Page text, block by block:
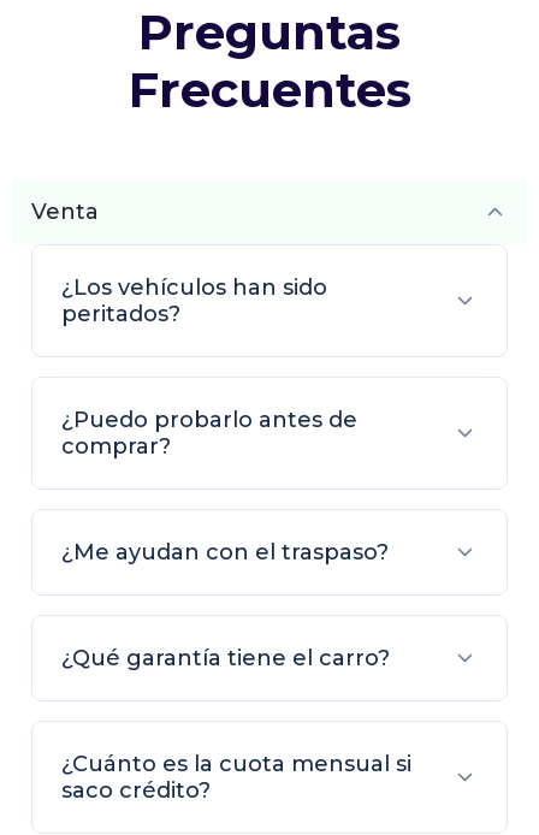
Preguntas
Frecuentes
Venta
¿Los vehículos han sido
peritados?
¿Puedo probarlo antes de
comprar?
¿Me ayudan con el traspaso?
¿Qué garantía tiene el carro?
¿Cuánto es la cuota mensual si
saco crédito?